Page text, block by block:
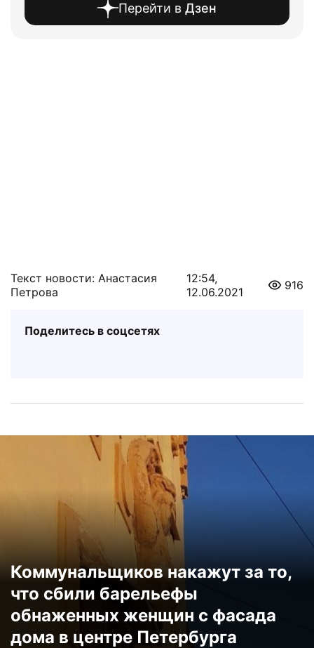
Перейти в Дзен
Текст новости: Анастасия
Петрова
12:54,
12.06.2021
916
Поделитесь в соцсетях
Коммунальщиков накажут за то,
что сбили барельефы
обнаженных женщин с фасада
дома в центре Петербурга